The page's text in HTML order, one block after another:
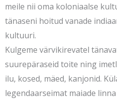
meile nii oma koloniaalse
tänaseni hoitud vanade
kultuuri.
Kulgeme värvikirevatel
suurepäraseid toite ning
ilu, kosed, mäed, kanjonid.
legendaarseimat maiade